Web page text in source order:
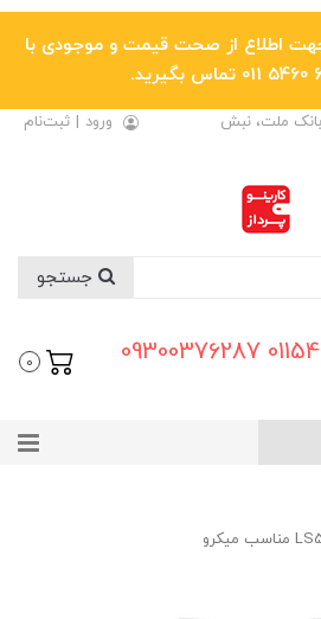
جهت اطلاع از صحت قیمت و موجودی با
بانک ملت، نبش
ورود | ثبت‌نام
09111961461 - 01154606042 09300376287
0